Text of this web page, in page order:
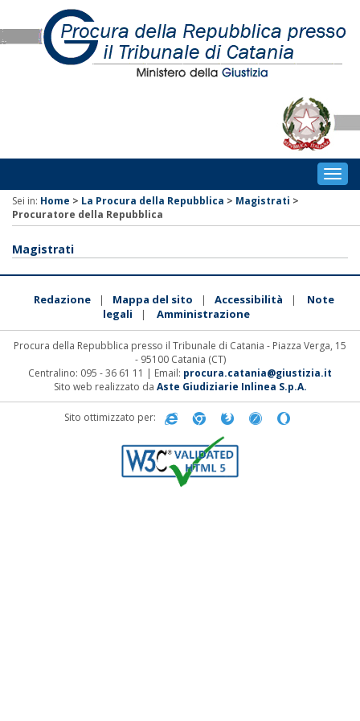
Sei in: Home > La Procura della Repubblica > Magistrati >
Procuratore della Repubblica
Magistrati
Redazione | Mappa del sito | Accessibilità |
Note
legali
| Amministrazione
Procura della Repubblica presso il Tribunale di Catania - Piazza Verga, 15
- 95100 Catania (CT)
Centralino: 095 - 36 61 11 | Email: procura.catania@giustizia.it
Sito web realizzato da Aste Giudiziarie Inlinea S.p.A.
Sito ottimizzato per: